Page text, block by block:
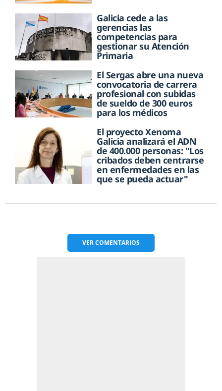
Galicia cede a las
gerencias las
competencias para
gestionar su Atención
Primaria
El Sergas abre una nueva
convocatoria de carrera
profesional con subidas
de sueldo de 300 euros
para los médicos
El proyecto Xenoma
Galicia analizará el ADN
de 400.000 personas: "Los
cribados deben centrarse
en enfermedades en las
que se pueda actuar"
VERCOMENTARIOS